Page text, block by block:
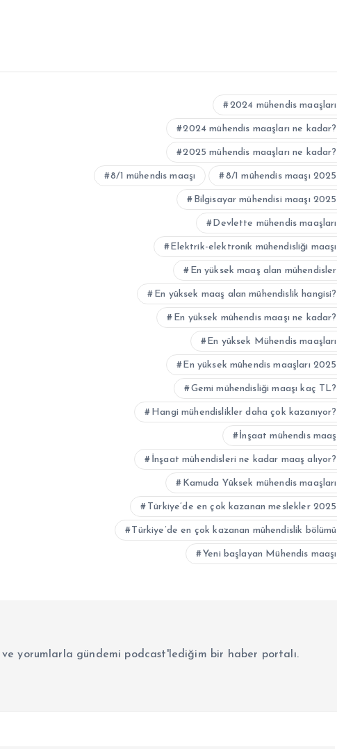
2024 mühendis maaşları
2024 mühendis maaşları ne kadar?
2025 mühendis maaşları ne kadar?
8/1 mühendis maaşı 8/1 mühendis maaşı 2025
Bilgisayar mühendisi maaşı 2025
Devlette mühendis maaşları
Elektrik-elektronik mühendisliği maaşı
En yüksek maaş alan mühendisler
En yüksek maaş alan mühendislik hangisi?
En yüksek mühendis maaşı ne kadar?
En yüksek Mühendis maaşları
En yüksek mühendis maaşları 2025
Gemi mühendisliği maaşı kaç TL?
Hangi mühendislikler daha çok kazanıyor?
İnşaat mühendis maaş
İnşaat mühendisleri ne kadar maaş alıyor?
Kamuda Yüksek mühendis maaşları
Türkiye’de en çok kazanan meslekler 2025
Türkiye’de en çok kazanan mühendislik bölümü
Yeni başlayan Mühendis maaşı
ve yorumlarla gündemi podcast'lediğim bir haber portalı.